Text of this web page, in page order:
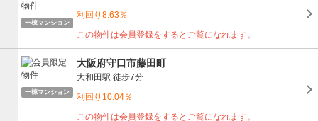
一棟マンション
利回り8.63％
この物件は会員登録をするとご覧になれます。
一棟マンション
大阪府守口市藤田町
大和田駅 徒歩7分
利回り10.04％
この物件は会員登録をするとご覧になれます。